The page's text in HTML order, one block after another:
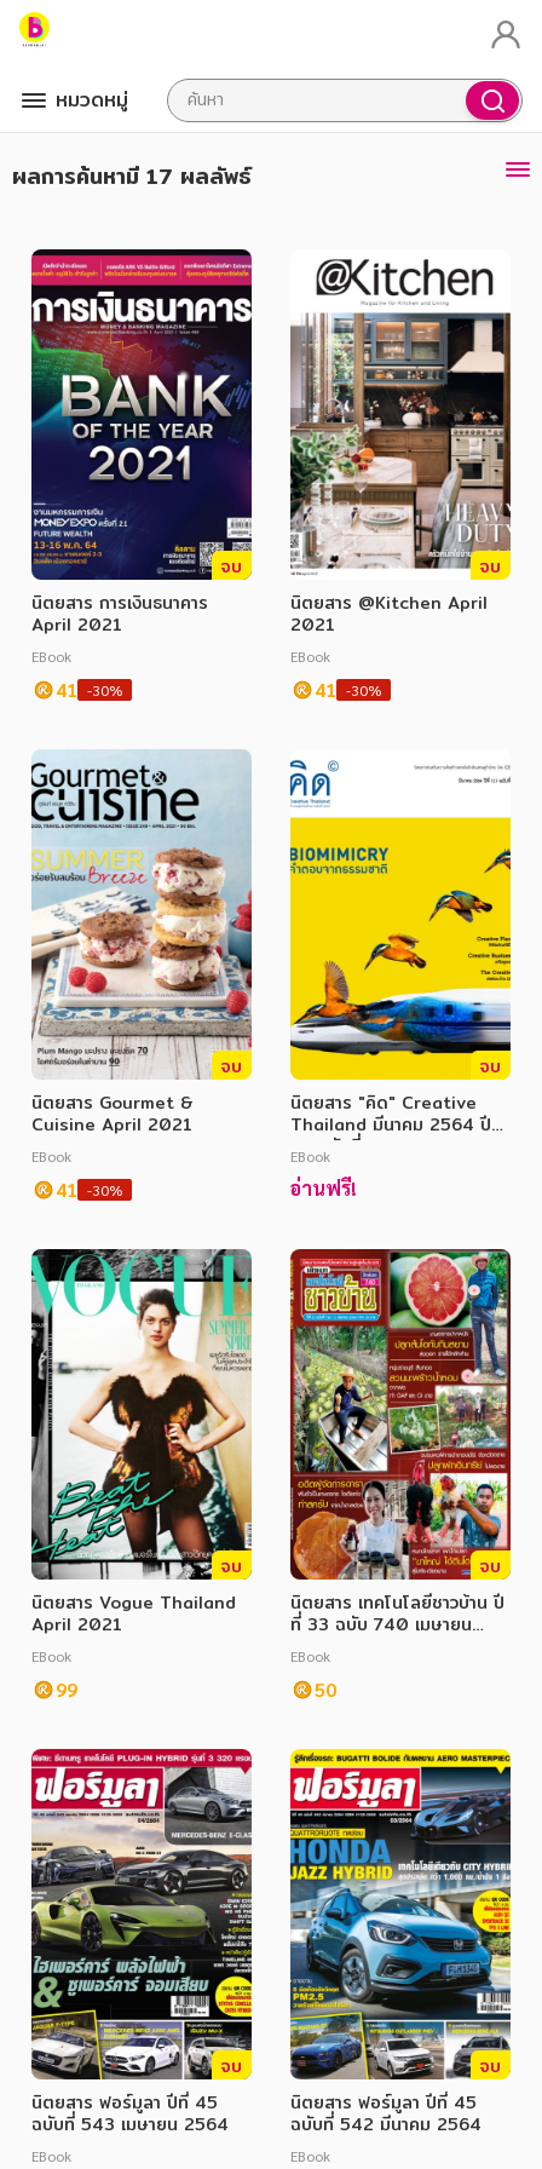
หมวดหมู่
หมวดหมู่หนังสือ
หมวดหมู่ยอดนิยม
หนังสือออกใหม่ หนังสือยอดนิยม หนังสือเช่า
อีบุ๊กอ่านฟรี
หนังสือเสียง
โปรโมชั่นลดราคา
หมวดหมู่หนังสือ
อาหาร สุขภาพ การแพทย์
ศิลปะ บันเทิง กีฬา ท่องเที่ยว
ศาสนา และปรัชญา
กฎหมาย สัญญา ภาษี
การเงิน การลงทุน บริหาร
นิตยสาร หนังสือพิมพ์
ครอบครัว
วรรณกรรม
การเกษตร ชีววิทยา
การเรียน การศึกษา
ผลการค้นหามี 17 ผลลัพธ์
จบ
นิตยสาร การเงินธนาคาร
April 2021
EBook
41 -30%
จบ
นิตยสาร @Kitchen April
2021
EBook
41 -30%
จบ
นิตยสาร Gourmet &
Cuisine April 2021
EBook
41 -30%
จบ
นิตยสาร "คิด" Creative
Thailand มีนาคม 2564 ปีที่
12 ฉบับที่ 6
EBook
อ่านฟรี!
จบ
นิตยสาร Vogue Thailand
April 2021
EBook
99
จบ
นิตยสาร เทคโนโลยีชาวบ้าน ปี
ที่ 33 ฉบับ 740 เมษายน
2564
EBook
50
จบ
นิตยสาร ฟอร์มูลา ปีที่ 45
ฉบับที่ 543 เมษายน 2564
EBook
จบ
นิตยสาร ฟอร์มูลา ปีที่ 45
ฉบับที่ 542 มีนาคม 2564
EBook